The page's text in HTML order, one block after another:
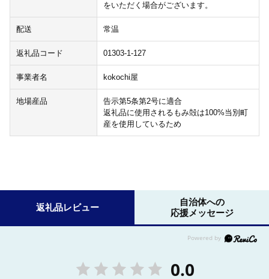
をいただく場合がございます。
配送 常温
返礼品コード 01303-1-127
事業者名 kokochi屋
地場産品
告示第5条第2号に適合
返礼品に使用されるもみ殻は100%当別町
産を使用しているため
返礼品レビュー
自治体への
応援メッセージ
0.0